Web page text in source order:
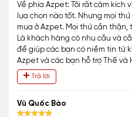
Về phía Azpet: Tôi rất cảm kích
lựa chọn nào tốt. Nhưng mọi
mua ở Azpet. Mọi thứ cần thận,
Là khách hàng có nhu cầu và
để giúp các bạn có niềm tin từ
Azpet và các bạn hỗ trợ Thế và
Trả lời
Vũ Quốc Bảo